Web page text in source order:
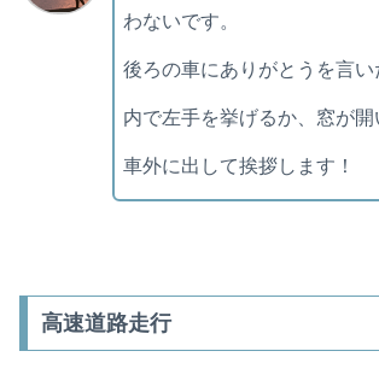
わないです。
後ろの車にありがとうを言
内で左手を挙げるか、窓が
車外に出して挨拶します！
高速道路走行